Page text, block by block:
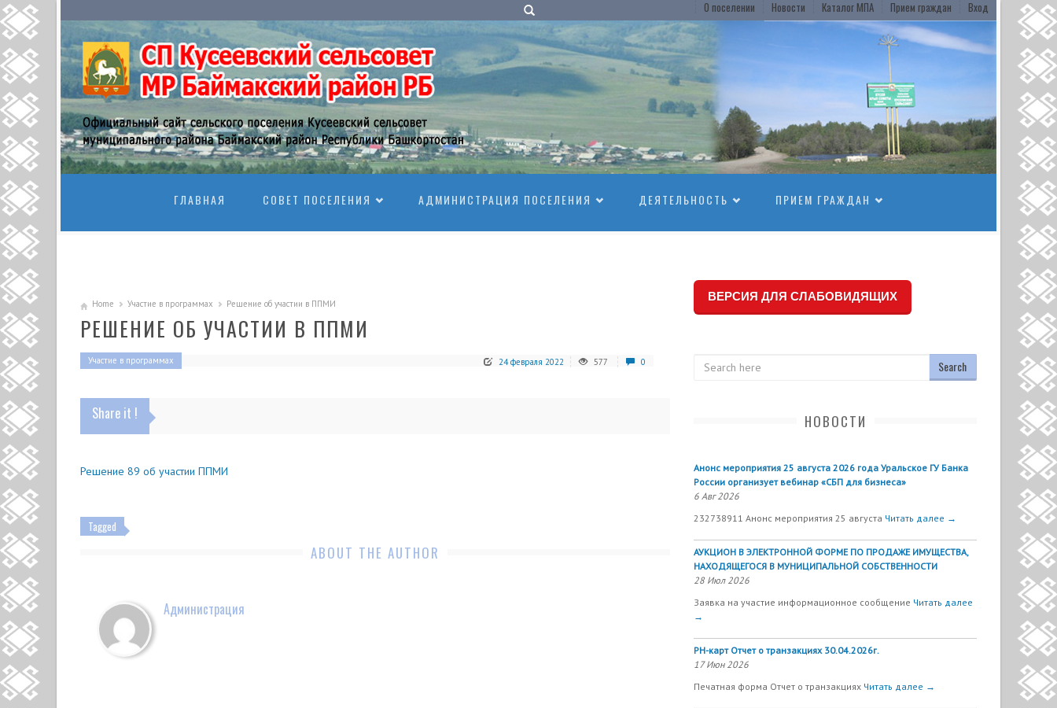
О поселении Новости Каталог МПА Прием граждан Вход
ГЛАВНАЯ
СОВЕТ ПОСЕЛЕНИЯ АДМИНИСТРАЦИЯ ПОСЕЛЕНИЯ ДЕЯТЕЛЬНОСТЬ ПРИЕМ ГРАЖДАН
Home Участие в программах Решение об участии в ППМИ
РЕШЕНИЕ ОБ УЧАСТИИ В ППМИ
Участие в программах 24 февраля 2022 577 0
Share it !
Решение 89 об участии ППМИ
Tagged
ABOUT THE AUTHOR
Администрация
ВЕРСИЯ ДЛЯ СЛАБОВИДЯЩИХ
НОВОСТИ
Анонс мероприятия 25 августа 2026 года Уральское ГУ Банка
России организует вебинар «СБП для бизнеса»
6 Авг 2026
232738911 Анонс мероприятия 25 августа Читать далее →
АУКЦИОН В ЭЛЕКТРОННОЙ ФОРМЕ ПО ПРОДАЖЕ ИМУЩЕСТВА,
НАХОДЯЩЕГОСЯ В МУНИЦИПАЛЬНОЙ СОБСТВЕННОСТИ
28 Июл 2026
Заявка на участие информационное сообщение Читать далее
→
РН-карт Отчет о транзакциях 30.04.2026г.
17 Июн 2026
Печатная форма Отчет о транзакциях Читать далее →